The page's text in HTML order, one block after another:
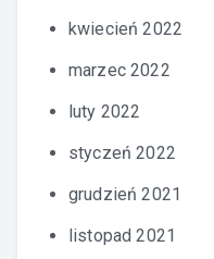
kwiecień 2022
marzec 2022
luty 2022
styczeń 2022
grudzień 2021
listopad 2021